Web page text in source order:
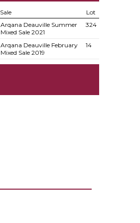
Sale Lot
Arqana Deauville Summer
Mixed Sale 2021
324
Arqana Deauville February
Mixed Sale 2019
14